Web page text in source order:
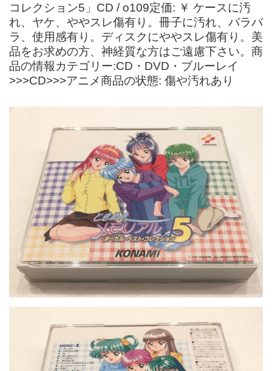
コレクション5」CD / o109定価: ￥ ケースに汚
れ、ヤケ、ややスレ傷有り。冊子に汚れ、バラバ
ラ、使用感有り。ディスクにややスレ傷有り。美
品をお求めの方、神経質な方はご遠慮下さい。商
品の情報カテゴリー:CD・DVD・ブルーレイ
>>>CD>>>アニメ商品の状態: 傷や汚れあり